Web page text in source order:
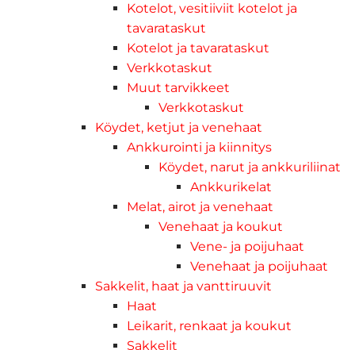
Kotelot, vesitiiviit kotelot ja
tavarataskut
Kotelot ja tavarataskut
Verkkotaskut
Muut tarvikkeet
Verkkotaskut
Köydet, ketjut ja venehaat
Ankkurointi ja kiinnitys
Köydet, narut ja ankkuriliinat
Ankkurikelat
Melat, airot ja venehaat
Venehaat ja koukut
Vene- ja poijuhaat
Venehaat ja poijuhaat
Sakkelit, haat ja vanttiruuvit
Haat
Leikarit, renkaat ja koukut
Sakkelit